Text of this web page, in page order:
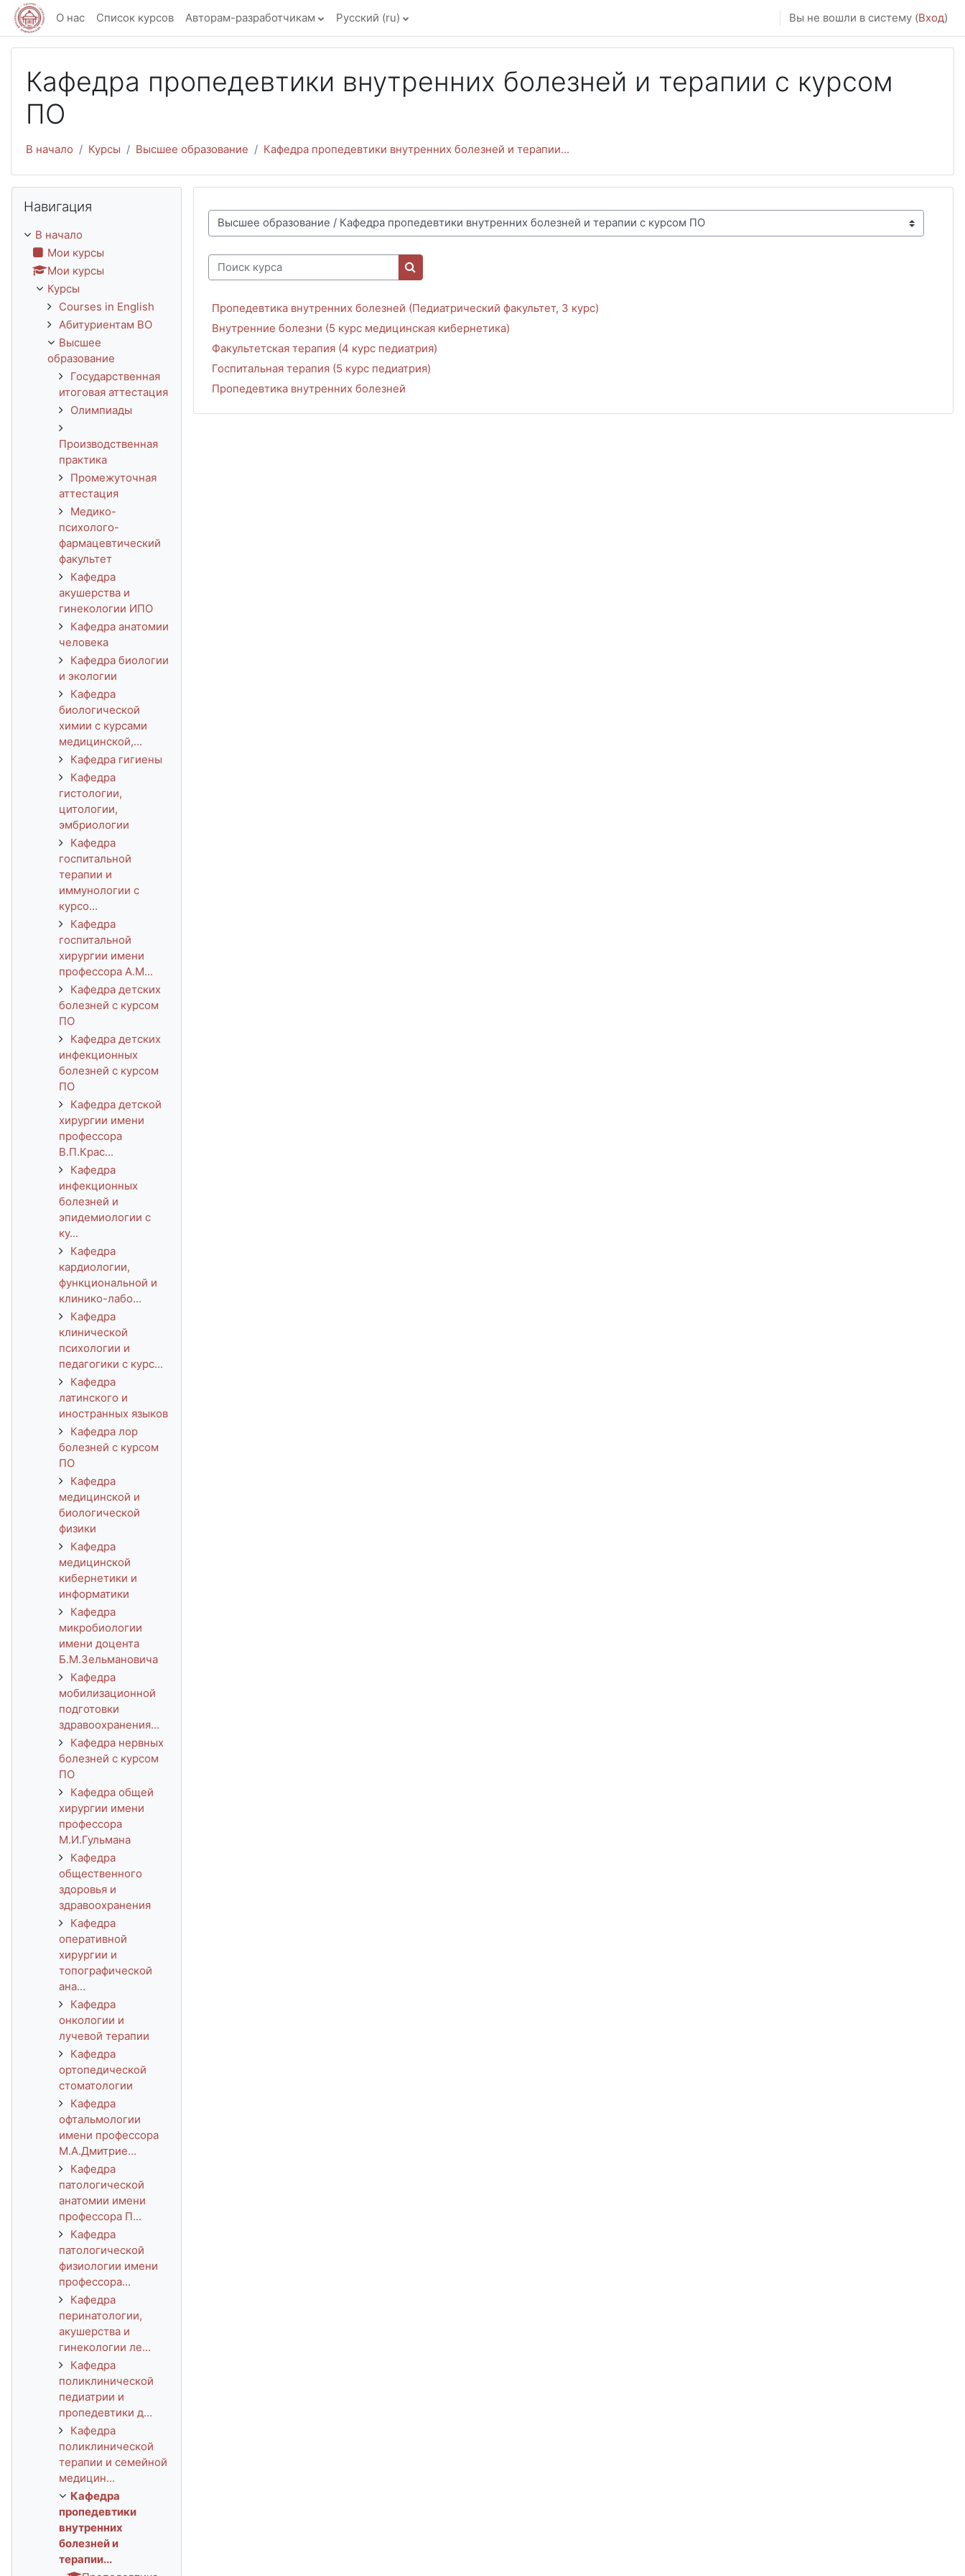
Перейти к основному содержанию
О нас Список курсов Авторам-разработчикам Русский ‎(ru)‎ Вы не вошли в систему (Вход)
Кафедра пропедевтики внутренних болезней и терапии с курсом
ПО
В начало Курсы Высшее образование Кафедра пропедевтики внутренних болезней и терапии...
Категории курсов
Поиск курса
Поиск курса
Пропедевтика внутренних болезней (Педиатрический факультет, 3 курс)
Внутренние болезни (5 курс медицинская кибернетика)
Факультетская терапия (4 курс педиатрия)
Госпитальная терапия (5 курс педиатрия)
Пропедевтика внутренних болезней
Навигация
В начало
Мои курсы
Мои курсы
Курсы
Courses in English
Абитуриентам ВО
Высшее
образование
Государственная
итоговая аттестация
Олимпиады
Производственная
практика
Промежуточная
аттестация
Медико-
психолого-
фармацевтический
факультет
Кафедра
акушерства и
гинекологии ИПО
Кафедра анатомии
человека
Кафедра биологии
и экологии
Кафедра
биологической
химии с курсами
медицинской,...
Кафедра гигиены
Кафедра
гистологии,
цитологии,
эмбриологии
Кафедра
госпитальной
терапии и
иммунологии с
курсо...
Кафедра
госпитальной
хирургии имени
профессора А.М...
Кафедра детских
болезней с курсом
ПО
Кафедра детских
инфекционных
болезней с курсом
ПО
Кафедра детской
хирургии имени
профессора
В.П.Крас...
Кафедра
инфекционных
болезней и
эпидемиологии с
ку...
Кафедра
кардиологии,
функциональной и
клинико-лабо...
Кафедра
клинической
психологии и
педагогики с курс...
Кафедра
латинского и
иностранных языков
Кафедра лор
болезней с курсом
ПО
Кафедра
медицинской и
биологической
физики
Кафедра
медицинской
кибернетики и
информатики
Кафедра
микробиологии
имени доцента
Б.М.Зельмановича
Кафедра
мобилизационной
подготовки
здравоохранения...
Кафедра нервных
болезней с курсом
ПО
Кафедра общей
хирургии имени
профессора
М.И.Гульмана
Кафедра
общественного
здоровья и
здравоохранения
Кафедра
оперативной
хирургии и
топографической
ана...
Кафедра
онкологии и
лучевой терапии
Кафедра
ортопедической
стоматологии
Кафедра
офтальмологии
имени профессора
М.А.Дмитрие...
Кафедра
патологической
анатомии имени
профессора П...
Кафедра
патологической
физиологии имени
профессора...
Кафедра
перинатологии,
акушерства и
гинекологии ле...
Кафедра
поликлинической
педиатрии и
пропедевтики д...
Кафедра
поликлинической
терапии и семейной
медицин...
Кафедра
пропедевтики
внутренних
болезней и
терапии...